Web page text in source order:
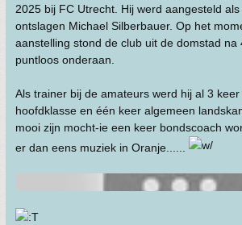
2025 bij FC Utrecht. Hij werd aangesteld
ontslagen Michael Silberbauer. Op het
aanstelling stond de club uit de domstad na
puntloos onderaan.
Als trainer bij de amateurs werd hij al 3
hoofdklasse en één keer algemeen
mooi zijn mocht-ie een keer bondscoach
er dan eens muziek in Oranje......